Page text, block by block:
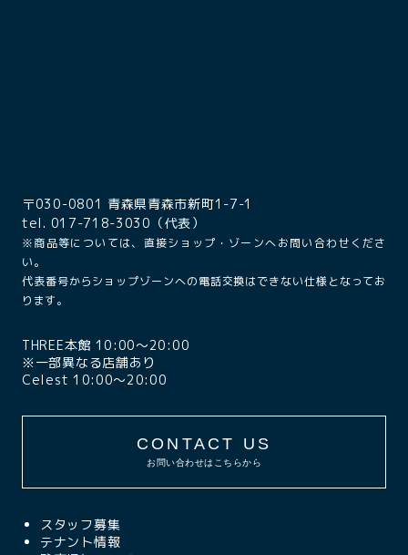
〒030-0801 青森県青森市新町1-7-1
tel. 017-718-3030（代表）
※商品等については、直接ショップ・ゾーンへお問い合わせくださ
い。
代表番号からショップゾーンへの電話交換はできない仕様となってお
ります。
THREE本館 10:00〜20:00
※一部異なる店舗あり
Celest 10:00〜20:00
CONTACT US
お問い合わせはこちらから
スタッフ募集
テナント情報